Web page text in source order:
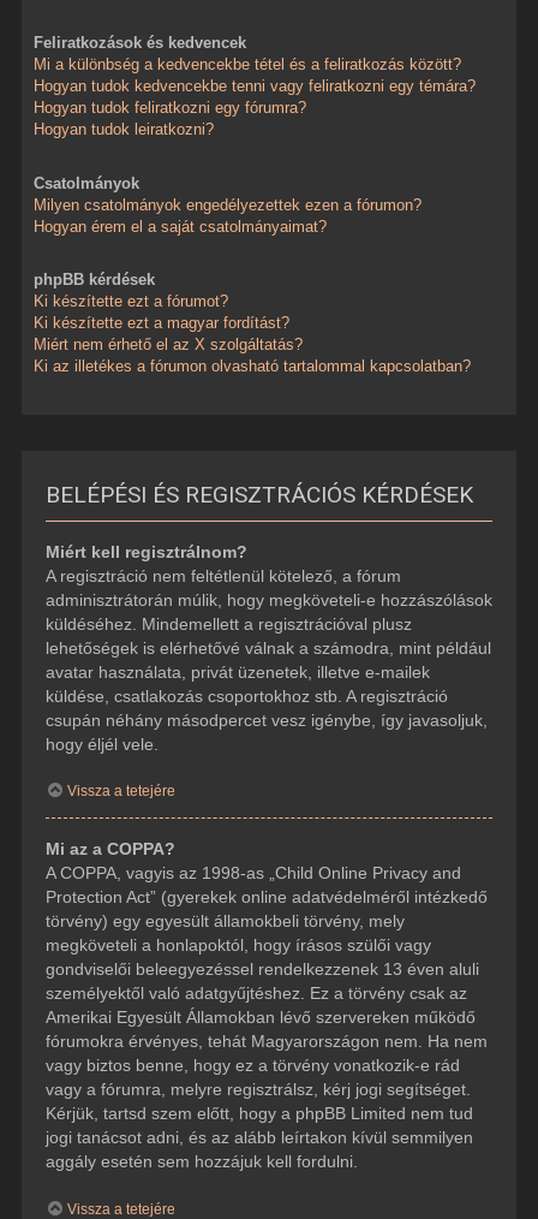
Feliratkozások és kedvencek
Mi a különbség a kedvencekbe tétel és a feliratkozás között?
Hogyan tudok kedvencekbe tenni vagy feliratkozni egy témára?
Hogyan tudok feliratkozni egy fórumra?
Hogyan tudok leiratkozni?
Csatolmányok
Milyen csatolmányok engedélyezettek ezen a fórumon?
Hogyan érem el a saját csatolmányaimat?
phpBB kérdések
Ki készítette ezt a fórumot?
Ki készítette ezt a magyar fordítást?
Miért nem érhető el az X szolgáltatás?
Ki az illetékes a fórumon olvasható tartalommal kapcsolatban?
BELÉPÉSI ÉS REGISZTRÁCIÓS KÉRDÉSEK
Miért kell regisztrálnom?
A regisztráció nem feltétlenül kötelező, a fórum
adminisztrátorán múlik, hogy megköveteli-e hozzászólások
küldéséhez. Mindemellett a regisztrációval plusz
lehetőségek is elérhetővé válnak a számodra, mint például
avatar használata, privát üzenetek, illetve e-mailek
küldése, csatlakozás csoportokhoz stb. A regisztráció
csupán néhány másodpercet vesz igénybe, így javasoljuk,
hogy éljél vele.
Vissza a tetejére
Mi az a COPPA?
A COPPA, vagyis az 1998-as „Child Online Privacy and
Protection Act” (gyerekek online adatvédelméről intézkedő
törvény) egy egyesült államokbeli törvény, mely
megköveteli a honlapoktól, hogy írásos szülői vagy
gondviselői beleegyezéssel rendelkezzenek 13 éven aluli
személyektől való adatgyűjtéshez. Ez a törvény csak az
Amerikai Egyesült Államokban lévő szervereken működő
fórumokra érvényes, tehát Magyarországon nem. Ha nem
vagy biztos benne, hogy ez a törvény vonatkozik-e rád
vagy a fórumra, melyre regisztrálsz, kérj jogi segítséget.
Kérjük, tartsd szem előtt, hogy a phpBB Limited nem tud
jogi tanácsot adni, és az alább leírtakon kívül semmilyen
aggály esetén sem hozzájuk kell fordulni.
Vissza a tetejére